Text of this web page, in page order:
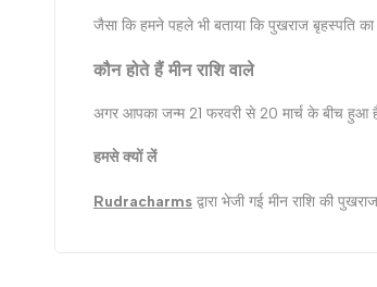
जैसा कि हमने पहले भी बताया कि पुखराज बृहस्‍पति
कौन होते हैं मीन राशि वाले
अगर आपका जन्‍म 21 फरवरी से 20 मार्च के बीच हुआ
हमसे क्‍यों लें
Rudracharms द्वारा भेजी गई मीन राशि की